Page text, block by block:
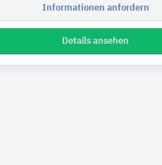
Informationen anfordern
Details ansehen